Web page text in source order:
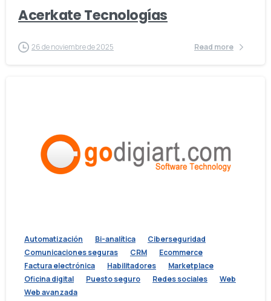
Acerkate Tecnologías
26 de noviembre de 2025 Read more
Automatización Bi-analítica
Ciberseguridad
Comunicaciones seguras
CRM
Ecommerce
Factura electrónica
Habilitadores
Marketplace
Oficina digital
Puesto seguro Redes sociales
Web
Web avanzada